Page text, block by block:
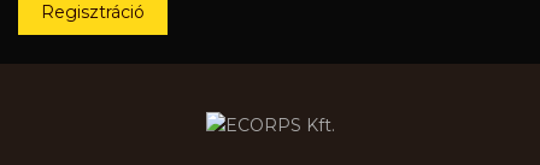
Regisztráció